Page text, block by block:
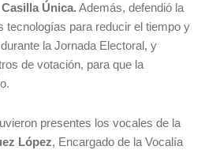
Única. Además, defendió la
tecnologías para reducir el tiempo y
la Jornada Electoral, y
de votación, para que la
presentes los vocales de la
López, Encargado de la Vocalía